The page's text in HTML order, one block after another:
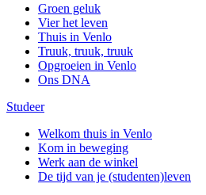
Groen geluk
Vier het leven
Thuis in Venlo
Truuk, truuk, truuk
Opgroeien in Venlo
Ons DNA
Studeer
Welkom thuis in Venlo
Kom in beweging
Werk aan de winkel
De tijd van je (studenten)leven